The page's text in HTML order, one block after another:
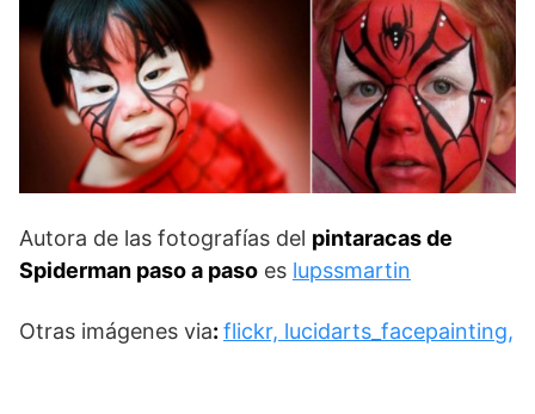
Autora de las fotografías del pintaracas de
Spiderman paso a paso es lupssmartin
Otras imágenes via: flickr, lucidarts_facepainting,